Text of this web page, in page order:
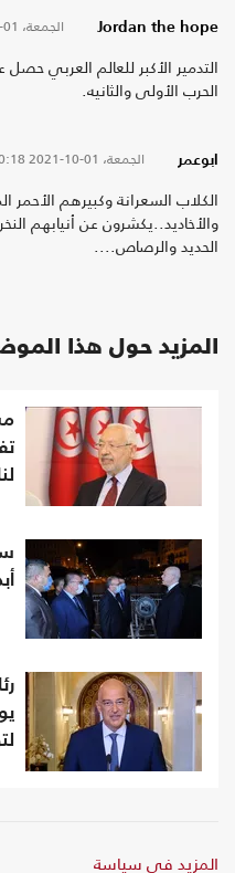
Jordan the hope الجمعة، 01-10-2021
التدمير الأكبر للعالم العربي
الحرب الأولى والثانيه.
ابوعمر الجمعة، 01-10-2021
الكلاب السعرانة وكبيرهم
والأخاديد..يكشرون عن أنيابهم
الحديد والرصاص....
المزيد حول هذا
المزيد في سياسة